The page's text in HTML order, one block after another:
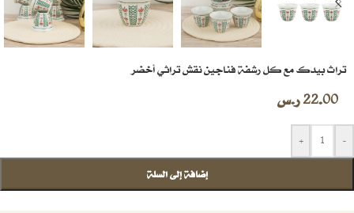
تراث بيدك مع كل رشفة فناجين نقش تراثي أخضر
22.00ر.س
-
+
إضافة إلى السلة